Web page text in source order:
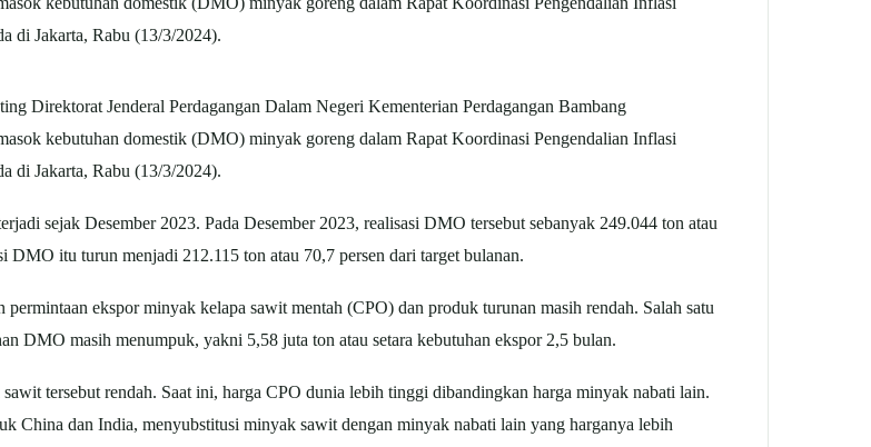
Direktorat Jenderal Perdagangan Dalam Negeri Kementerian Perdagangan Bambang
kebutuhan domestik (DMO) minyak goreng dalam Rapat Koordinasi Pengendalian Inflasi
di Jakarta, Rabu (13/3/2024).
sejak Desember 2023. Pada Desember 2023, realisasi DMO tersebut sebanyak 249.044 ton atau
DMO itu turun menjadi 212.115 ton atau 70,7 persen dari target bulanan.
ekspor minyak kelapa sawit mentah (CPO) dan produk turunan masih rendah. Salah satu
DMO masih menumpuk, yakni 5,58 juta ton atau setara kebutuhan ekspor 2,5 bulan.
tersebut rendah. Saat ini, harga CPO dunia lebih tinggi dibandingkan harga minyak nabati lain.
China dan India, menyubstitusi minyak sawit dengan minyak nabati lain yang harganya lebih